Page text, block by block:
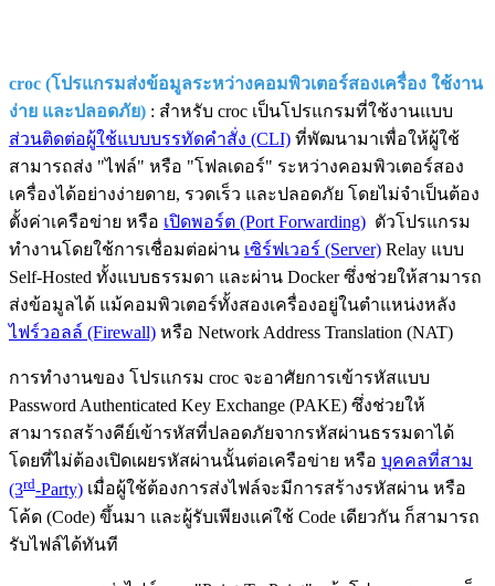
croc (โปรแกรมส่งข้อมูลระหว่างคอมพิวเตอร์สองเครื่อง ใช้งาน
ง่าย และปลอดภัย) : สำหรับ croc เป็นโปรแกรมที่ใช้งานแบบ
ส่วนติดต่อผู้ใช้แบบบรรทัดคำสั่ง (CLI) ที่พัฒนามาเพื่อให้ผู้ใช้
สามารถส่ง "ไฟล์" หรือ "โฟลเดอร์" ระหว่างคอมพิวเตอร์สอง
เครื่องได้อย่างง่ายดาย, รวดเร็ว และปลอดภัย โดยไม่จำเป็นต้อง
ตั้งค่าเครือข่าย หรือ เปิดพอร์ต (Port Forwarding) ตัวโปรแกรม
ทำงานโดยใช้การเชื่อมต่อผ่าน เซิร์ฟเวอร์ (Server) Relay แบบ
Self-Hosted ทั้งแบบธรรมดา และผ่าน Docker ซึ่งช่วยให้สามารถ
ส่งข้อมูลได้ แม้คอมพิวเตอร์ทั้งสองเครื่องอยู่ในตำแหน่งหลัง
ไฟร์วอลล์ (Firewall) หรือ Network Address Translation (NAT)
การทำงานของ โปรแกรม croc จะอาศัยการเข้ารหัสแบบ
Password Authenticated Key Exchange (PAKE) ซึ่งช่วยให้
สามารถสร้างคีย์เข้ารหัสที่ปลอดภัยจากรหัสผ่านธรรมดาได้
โดยที่ไม่ต้องเปิดเผยรหัสผ่านนั้นต่อเครือข่าย หรือ บุคคลที่สาม
(3rd-Party) เมื่อผู้ใช้ต้องการส่งไฟล์จะมีการสร้างรหัสผ่าน หรือ
โค้ด (Code) ขึ้นมา และผู้รับเพียงแค่ใช้ Code เดียวกัน ก็สามารถ
รับไฟล์ได้ทันที